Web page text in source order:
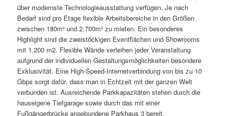
über modernste Technologieausstattung verfügen. Je nach
Bedarf sind pro Etage flexible Arbeitsbereiche in den Größen
zwischen 180m² und 2.700m² zu mieten. Ein besonderes
Highlight sind die zweistöckigen Eventflächen und Showrooms
mit 1.200 m2. Flexible Wände verleihen jeder Veranstaltung
aufgrund der individuellen Gestaltungsmöglichkeiten besondere
Exklusivität. Eine High-Speed-Internetverbindung von bis zu 10
Gbps sorgt dafür, dass man in Echtzeit mit der ganzen Welt
verbunden ist. Ausreichende Parkkapazitäten stehen durch die
hauseigene Tiefgarage sowie durch das mit einer
Fußgängerbrücke angebundene Parkhaus 3 bereit.